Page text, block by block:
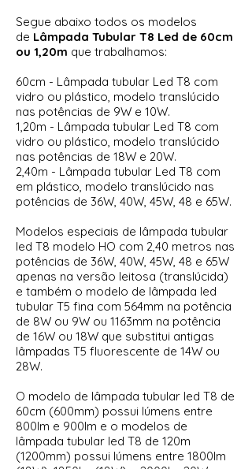
Segue abaixo todos os modelos
de Lâmpada Tubular T8 Led de 60cm
ou 1,20m que trabalhamos:
60cm - Lâmpada tubular Led T8 com
vidro ou plástico, modelo translúcido
nas potências de 9W e 10W.
1,20m - Lâmpada tubular Led T8 com
vidro ou plástico, modelo translúcido
nas potências de 18W e 20W.
2,40m - Lâmpada tubular Led T8 com
em plástico, modelo translúcido nas
potências de 36W, 40W, 45W, 48 e 65W.
Modelos especiais de lâmpada tubular
led T8 modelo HO com 2,40 metros nas
potências de 36W, 40W, 45W, 48 e 65W
apenas na versão leitosa (translúcida)
e também o modelo de lâmpada led
tubular T5 fina com 564mm na potência
de 8W ou 9W ou 1163mm na potência
de 16W ou 18W que substitui antigas
lâmpadas T5 fluorescente de 14W ou
28W.
O modelo de lâmpada tubular led T8 de
60cm (600mm) possui lúmens entre
800lm e 900lm e o modelos de
lâmpada tubular led T8 de 120m
(1200mm) possui lúmens entre 1800lm